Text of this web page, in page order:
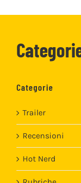
Categorie
Trailer
Recensioni
Hot Nerd